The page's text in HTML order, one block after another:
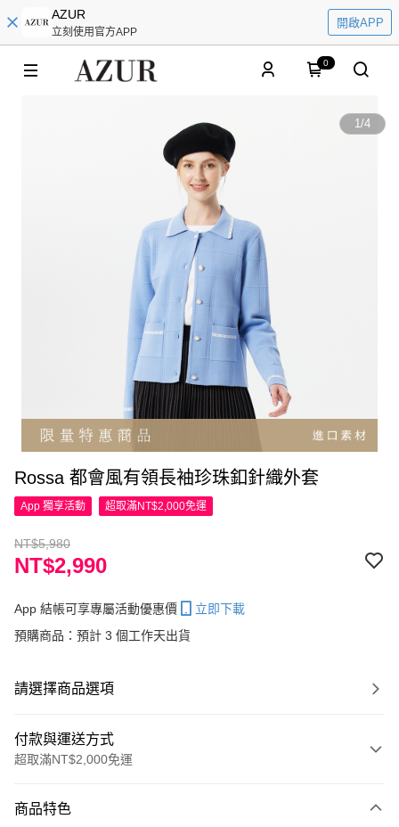
AZUR
立刻使用官方APP
開啟APP
0
1/4
Rossa 都會風有領長袖珍珠釦針織外套
App 獨享活動 超取滿NT$2,000免運
NT$5,980
NT$2,990
App 結帳可享專屬活動優惠價
立即下載
預購商品：預計 3 個工作天出貨
請選擇商品選項
付款與運送方式
超取滿NT$2,000免運
信用卡一次付款
商品特色